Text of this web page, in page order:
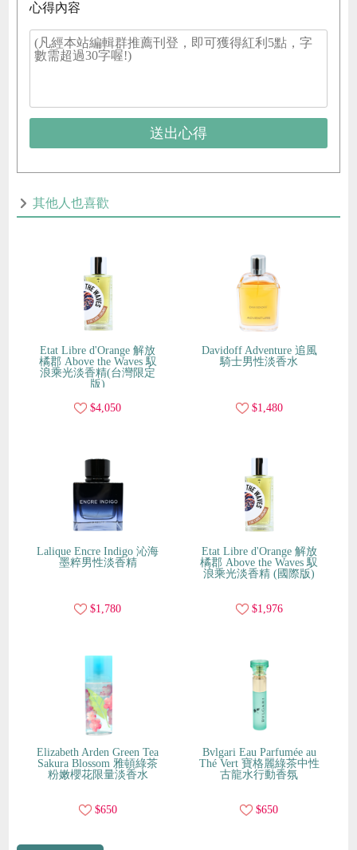
心得內容
送出心得
其他人也喜歡
Etat Libre d'Orange 解放
橘郡 Above the Waves 馭
浪乘光淡香精(台灣限定
版)
$4,050
Davidoff Adventure 追風
騎士男性淡香水
$1,480
Lalique Encre Indigo 沁海
墨粹男性淡香精
$1,780
Etat Libre d'Orange 解放
橘郡 Above the Waves 馭
浪乘光淡香精 (國際版)
$1,976
Elizabeth Arden Green Tea
Sakura Blossom 雅頓綠茶
粉嫩櫻花限量淡香水
$650
Bvlgari Eau Parfumée au
Thé Vert 寶格麗綠茶中性
古龍水行動香氛
$650